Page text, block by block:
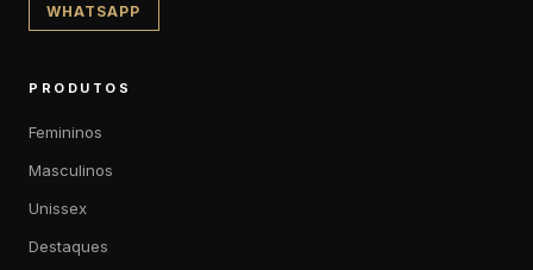
WHATSAPP
PRODUTOS
Femininos
Masculinos
Unissex
Destaques